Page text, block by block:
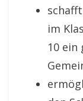
im
10 ein